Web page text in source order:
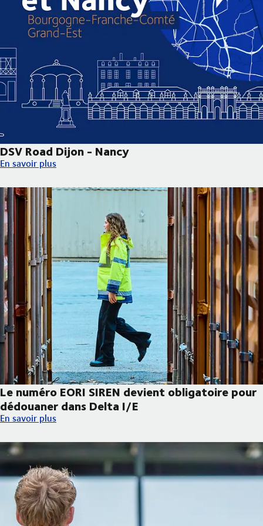
DSV Road Dijon - Nancy
DSV Road Dijon - Nancy
En savoir plus
Le numéro EORI SIREN devient obligatoire pour
dédouaner dans Delta I/E
Le numéro EORI SIREN devient obligatoire pour dédouaner
En savoir plus